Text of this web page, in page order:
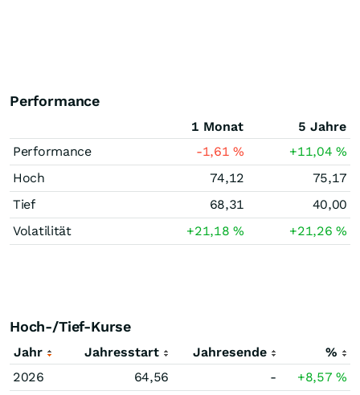
Performance
1 Monat
5 Jahre
Performance
-1,61% +11,04%
Hoch
74,12
75,17
Tief
68,31
40,00
Volatilität
+21,18% +21,26%
Hoch-/Tief-Kurse
Jahr Jahresstart Jahresende
%
2026
64,56 - +8,57%